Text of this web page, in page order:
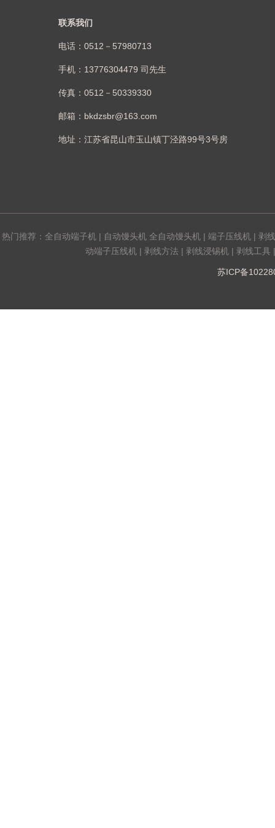
联系我们
电话：0512－57980713
手机：13776304479 司先生
传真：0512－50339330
邮箱：bkdzsbr@163.com
地址：江苏省昆山市玉山镇丁泾路99号3号房
热门推荐： 全自动端子机 | 自动馒头机 全自动馒头机 | 端子压线机 | 剥
动端子压线机 | 剥线方法 | 剥线浸锡机 | 剥线工具 |
苏ICP备